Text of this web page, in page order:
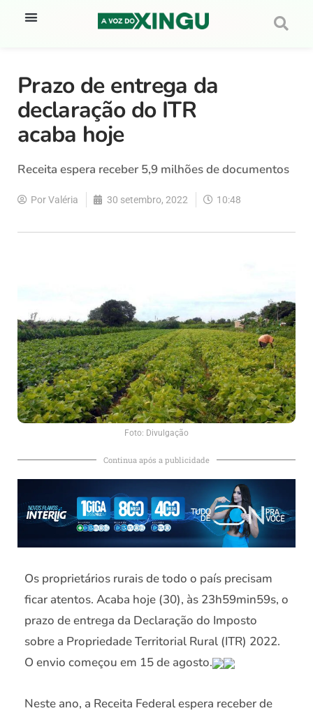
Prazo de entrega da
declaração do ITR
acaba hoje
Receita espera receber 5,9 milhões de documentos
PorValéria 30 setembro, 2022 10:48
Foto: Divulgação
Continua após a publicidade
Os proprietários rurais de todo o país precisam
ficar atentos. Acaba hoje (30), às 23h59min59s, o
prazo de entrega da Declaração do Imposto
sobre a Propriedade Territorial Rural (ITR) 2022.
O envio começou em 15 de agosto.
Neste ano, a Receita Federal espera receber de